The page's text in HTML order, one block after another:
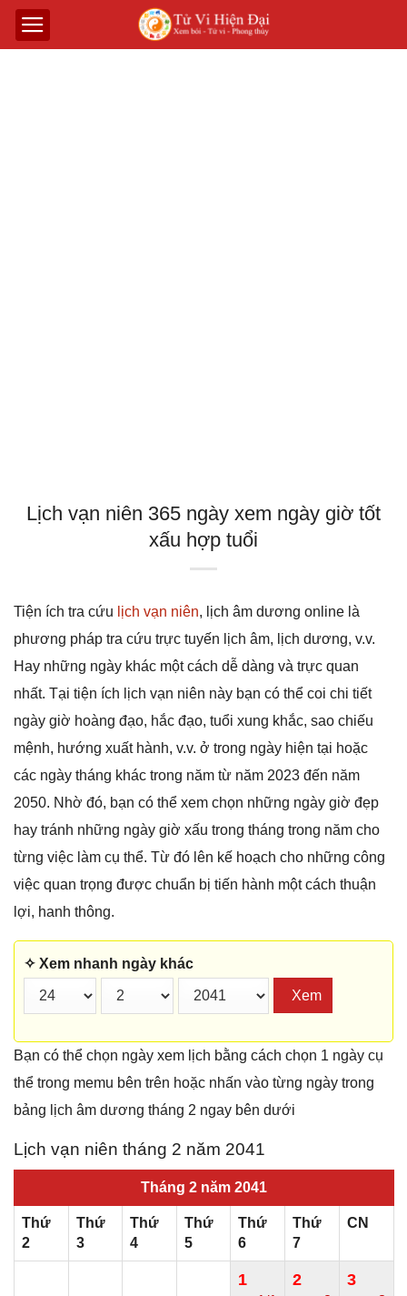
Lịch vạn niên 365 ngày xem ngày giờ tốt
xấu hợp tuổi
Tiện ích tra cứu lịch vạn niên, lịch âm dương online là
phương pháp tra cứu trực tuyến lịch âm, lịch dương, v.v.
Hay những ngày khác một cách dễ dàng và trực quan
nhất. Tại tiện ích lịch vạn niên này bạn có thể coi chi tiết
ngày giờ hoàng đạo, hắc đạo, tuổi xung khắc, sao chiếu
mệnh, hướng xuất hành, v.v. ở trong ngày hiện tại hoặc
các ngày tháng khác trong năm từ năm 2023 đến năm
2050. Nhờ đó, bạn có thể xem chọn những ngày giờ đẹp
hay tránh những ngày giờ xấu trong tháng trong năm cho
từng việc làm cụ thể. Từ đó lên kế hoạch cho những công
việc quan trọng được chuẩn bị tiến hành một cách thuận
lợi, hanh thông.
✧ Xem nhanh ngày khác
Xem
Bạn có thể chọn ngày xem lịch bằng cách chọn 1 ngày cụ
thể trong memu bên trên hoặc nhấn vào từng ngày trong
bảng lịch âm dương tháng 2 ngay bên dưới
Lịch vạn niên tháng 2 năm 2041
Tháng 2 năm 2041
Thứ
2
Thứ
3
Thứ
4
Thứ
5
Thứ
6
Thứ
7
CN
1 2 3